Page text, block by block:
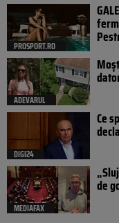
PROSPORT.RO
ADEVARUL
DIGI24
Ce
MEDIAFAX
de